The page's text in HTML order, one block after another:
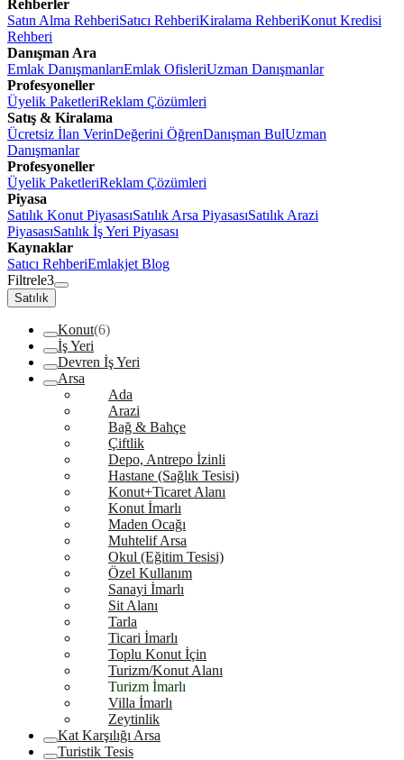
Rehberler
Satın Alma RehberiSatıcı RehberiKiralama RehberiKonut Kredisi
Rehberi
Danışman Ara
Emlak DanışmanlarıEmlak OfisleriUzman Danışmanlar
Profesyoneller
Üyelik PaketleriReklam Çözümleri
Satış & Kiralama
Ücretsiz İlan VerinDeğerini ÖğrenDanışman BulUzman
Danışmanlar
Profesyoneller
Üyelik PaketleriReklam Çözümleri
Piyasa
Satılık Konut PiyasasıSatılık Arsa PiyasasıSatılık Arazi
PiyasasıSatılık İş Yeri Piyasası
Kaynaklar
Satıcı RehberiEmlakjet Blog
Filtrele3
Satılık
Konut(6)
İş Yeri
Devren İş Yeri
Arsa
Ada
Arazi
Bağ & Bahçe
Çiftlik
Depo, Antrepo İzinli
Hastane (Sağlık Tesisi)
Konut+Ticaret Alanı
Konut İmarlı
Maden Ocağı
Muhtelif Arsa
Okul (Eğitim Tesisi)
Özel Kullanım
Sanayi İmarlı
Sit Alanı
Tarla
Ticari İmarlı
Toplu Konut İçin
Turizm/Konut Alanı
Turizm İmarlı
Villa İmarlı
Zeytinlik
Kat Karşılığı Arsa
Turistik Tesis